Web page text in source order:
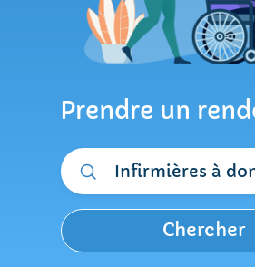
Prendre un
Infirmières à
Chercher